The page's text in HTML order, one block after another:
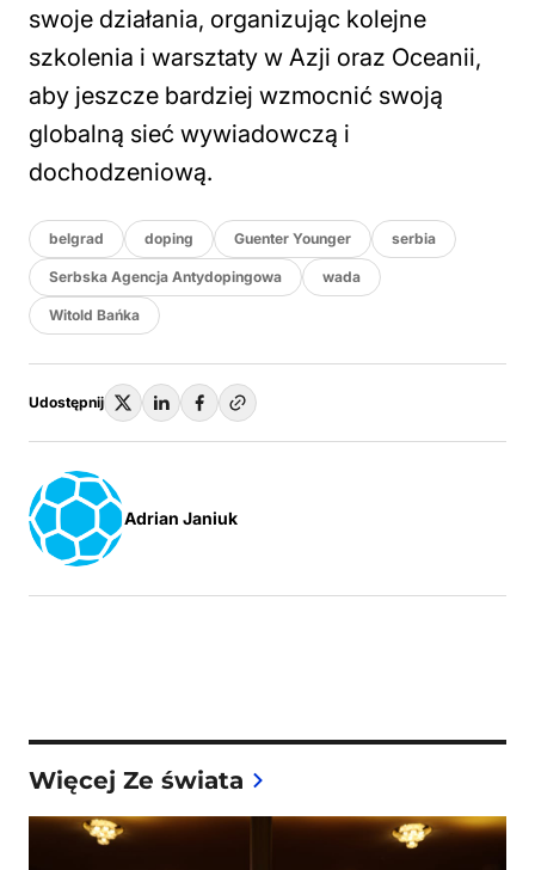
swoje działania, organizując kolejne
szkolenia i warsztaty w Azji oraz Oceanii,
aby jeszcze bardziej wzmocnić swoją
globalną sieć wywiadowczą i
dochodzeniową.
belgrad doping Guenter Younger serbia
Serbska Agencja Antydopingowa wada
Witold Bańka
Udostępnij
Adrian Janiuk
Więcej Ze świata